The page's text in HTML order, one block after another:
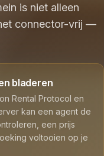
is niet alleen
connector-vrij —
bladeren
Rental Protocol en
kan een agent de
een prijs
voltooien op je